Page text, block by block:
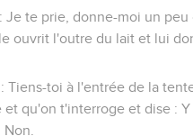
Je te prie, donne-moi un peu
ouvrit l'outre du lait et lui
Tiens-toi à l'entrée de la
et qu'on t'interroge et dise :